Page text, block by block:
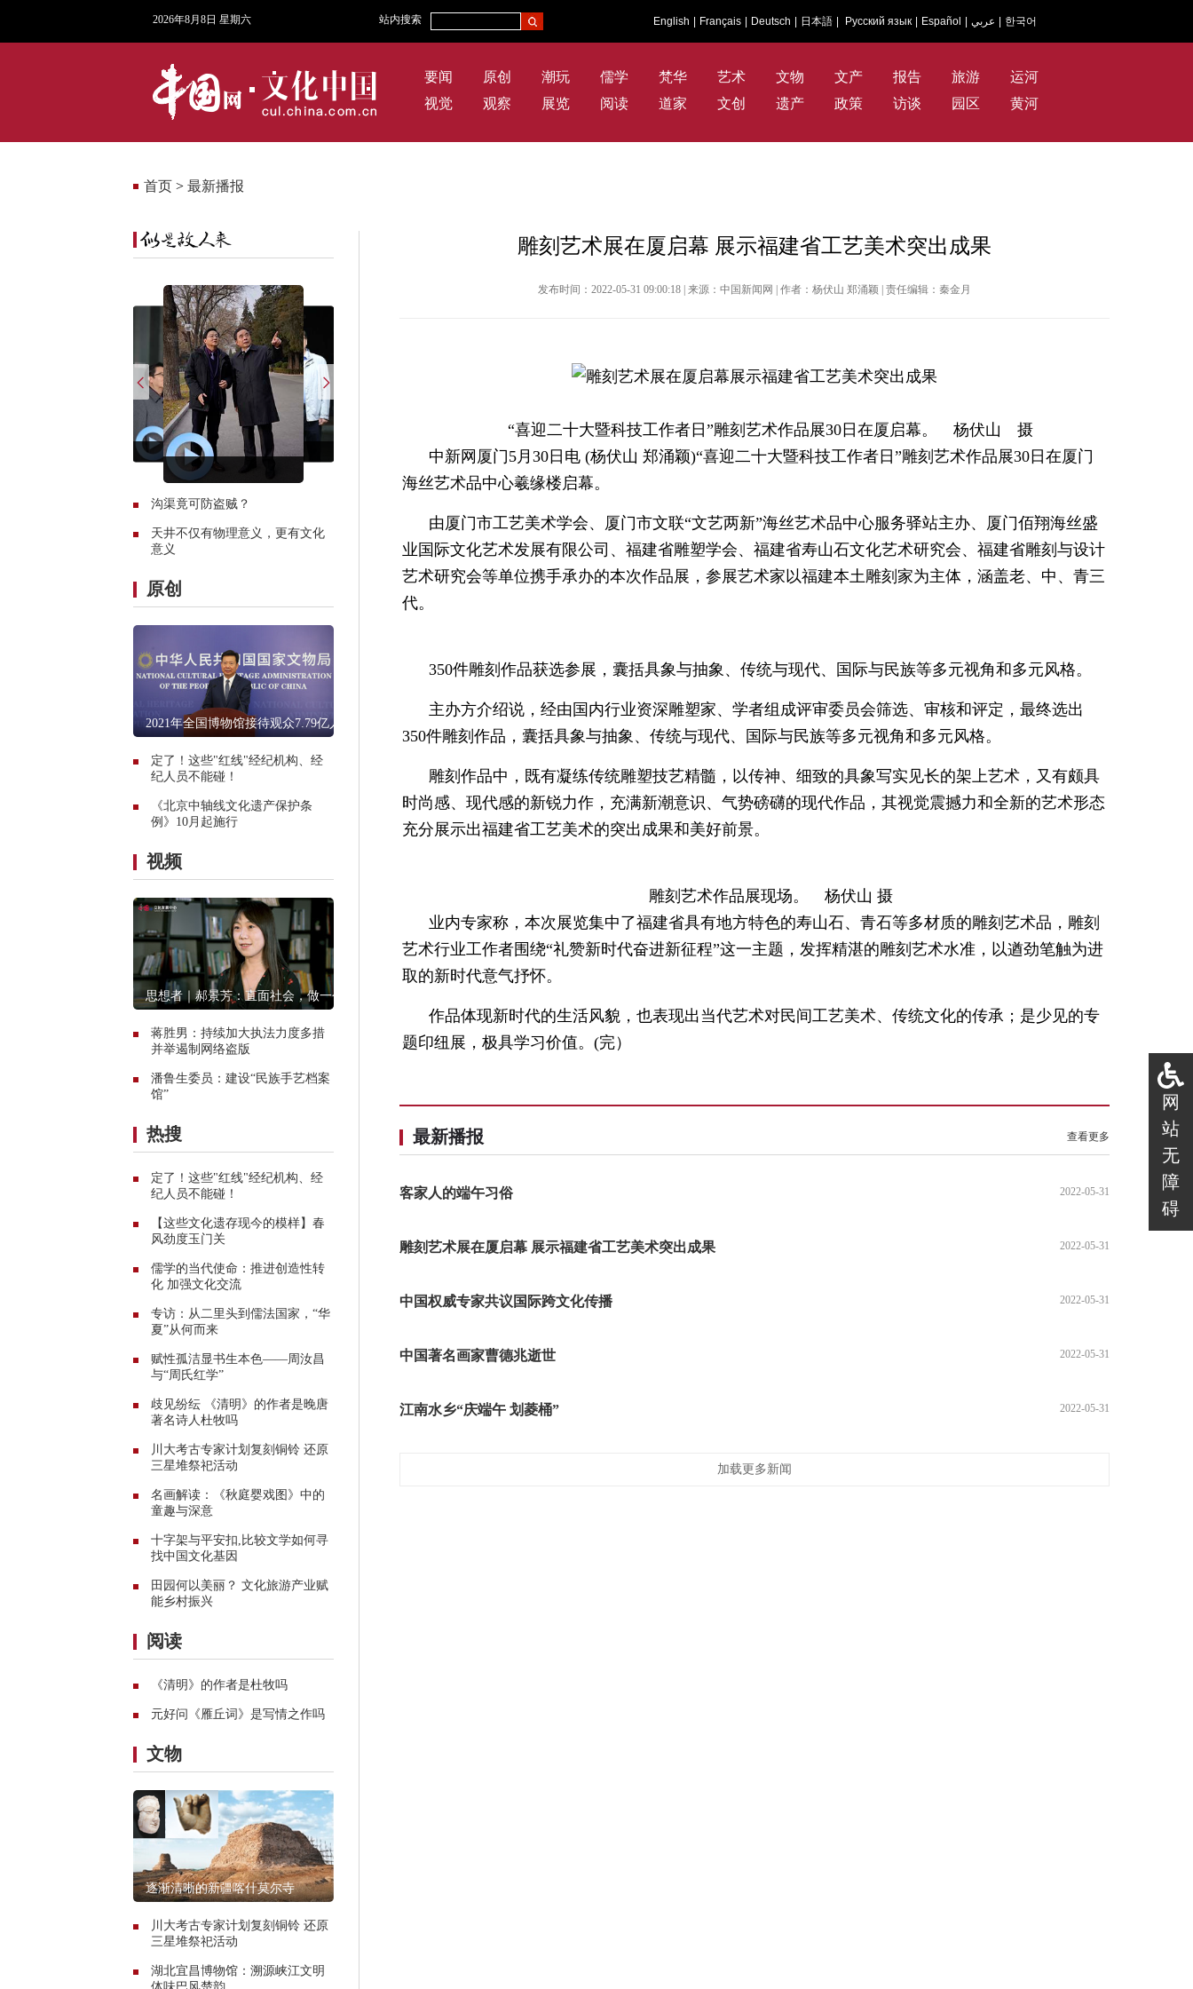
网
站
无
障
碍
2026年8月8日 星期六 站内搜索 English Français Deutsch 日本語 Русский язык Español عربي 한국어
要闻 原创 潮玩 儒学 梵华 艺术 文物 文产 报告 旅游
运河
视觉
观察 展览 阅读 道家 文创 遗产 政策 访谈 园区 黄河
首页 > 最新播报
沟渠竟可防盗贼？
天井不仅有物理意义，更有文化
意义
原创
2021年全国博物馆接待观众7.79亿人
定了！这些"红线"经纪机构、经
纪人员不能碰！
《北京中轴线文化遗产保护条
例》10月起施行
视频
思想者｜郝景芳：直面社会，做一个
蒋胜男：持续加大执法力度多措
并举遏制网络盗版
潘鲁生委员：建设“民族手艺档案
馆”
热搜
定了！这些"红线"经纪机构、经
纪人员不能碰！
【这些文化遗存现今的模样】春
风劲度玉门关
儒学的当代使命：推进创造性转
化 加强文化交流
专访：从二里头到儒法国家，“华
夏”从何而来
赋性孤洁显书生本色——周汝昌
与“周氏红学”
歧见纷纭 《清明》的作者是晚唐
著名诗人杜牧吗
川大考古专家计划复刻铜铃 还原
三星堆祭祀活动
名画解读：《秋庭婴戏图》中的
童趣与深意
十字架与平安扣,比较文学如何寻
找中国文化基因
田园何以美丽？ 文化旅游产业赋
能乡村振兴
阅读
《清明》的作者是杜牧吗
元好问《雁丘词》是写情之作吗
文物
逐渐清晰的新疆喀什莫尔寺
川大考古专家计划复刻铜铃 还原
三星堆祭祀活动
湖北宜昌博物馆：溯源峡江文明
雕刻艺术展在厦启幕 展示福建省工艺美术突出成果
发布时间：2022-05-31 09:00:18 | 来源：中国新闻网 | 作者：杨伏山 郑涌颖 | 责任编辑：秦金月
“喜迎二十大暨科技工作者日”雕刻艺术作品展30日在厦启幕。 杨伏山 摄
中新网厦门5月30日电 (杨伏山 郑涌颖)“喜迎二十大暨科技工作者日”雕刻艺术作品展30日在厦门
海丝艺术品中心羲缘楼启幕。
由厦门市工艺美术学会、厦门市文联“文艺两新”海丝艺术品中心服务驿站主办、厦门佰翔海丝盛
业国际文化艺术发展有限公司、福建省雕塑学会、福建省寿山石文化艺术研究会、福建省雕刻与设计
艺术研究会等单位携手承办的本次作品展，参展艺术家以福建本土雕刻家为主体，涵盖老、中、青三
代。
350件雕刻作品获选参展，囊括具象与抽象、传统与现代、国际与民族等多元视角和多元风格。
主办方介绍说，经由国内行业资深雕塑家、学者组成评审委员会筛选、审核和评定，最终选出
350件雕刻作品，囊括具象与抽象、传统与现代、国际与民族等多元视角和多元风格。
雕刻作品中，既有凝练传统雕塑技艺精髓，以传神、细致的具象写实见长的架上艺术，又有颇具
时尚感、现代感的新锐力作，充满新潮意识、气势磅礴的现代作品，其视觉震撼力和全新的艺术形态
充分展示出福建省工艺美术的突出成果和美好前景。
雕刻艺术作品展现场。 杨伏山 摄
业内专家称，本次展览集中了福建省具有地方特色的寿山石、青石等多材质的雕刻艺术品，雕刻
艺术行业工作者围绕“礼赞新时代奋进新征程”这一主题，发挥精湛的雕刻艺术水准，以遒劲笔触为进
取的新时代意气抒怀。
作品体现新时代的生活风貌，也表现出当代艺术对民间工艺美术、传统文化的传承；是少见的专
题印纽展，极具学习价值。(完）
最新播报 查看更多
客家人的端午习俗 2022-05-31
雕刻艺术展在厦启幕 展示福建省工艺美术突出成果 2022-05-31
中国权威专家共议国际跨文化传播 2022-05-31
中国著名画家曹德兆逝世 2022-05-31
江南水乡“庆端午 划菱桶” 2022-05-31
加载更多新闻